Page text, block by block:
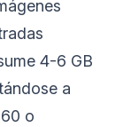
4-6 GB
a
o